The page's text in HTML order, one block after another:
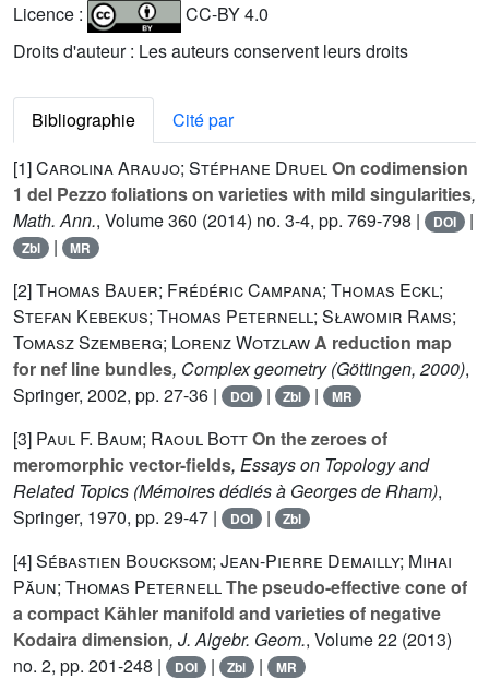
Licence :
CC-BY 4.0
Droits d'auteur : Les auteurs conservent leurs droits
Bibliographie
Cité par
[1]Carolina Araujo; Stéphane DruelOn codimension
1 del Pezzo foliations on varieties with mild singularities,
Math. Ann., Volume 360 (2014) no. 3-4, pp. 769-798 | DOI |
Zbl | MR
[2]Thomas Bauer; Frédéric Campana; Thomas Eckl;
Stefan Kebekus; Thomas Peternell; Sławomir Rams;
Tomasz Szemberg; Lorenz WotzlawA reduction map
for nef line bundles, Complex geometry (Göttingen, 2000),
Springer, 2002, pp. 27-36 |
DOI | Zbl | MR
[3] Paul F. Baum; Raoul BottOn the zeroes of
meromorphic vector-fields, Essays on Topology and
Related Topics (Mémoires dédiés à Georges de Rham),
Springer, 1970, pp. 29-47 |
DOI | Zbl
[4]Sébastien Boucksom; Jean-Pierre Demailly; Mihai
Păun; Thomas PeternellThe pseudo-effective cone of
a compact Kähler manifold and varieties of negative
Kodaira dimension, J. Algebr. Geom., Volume 22 (2013)
no. 2, pp. 201-248 |
DOI | Zbl | MR